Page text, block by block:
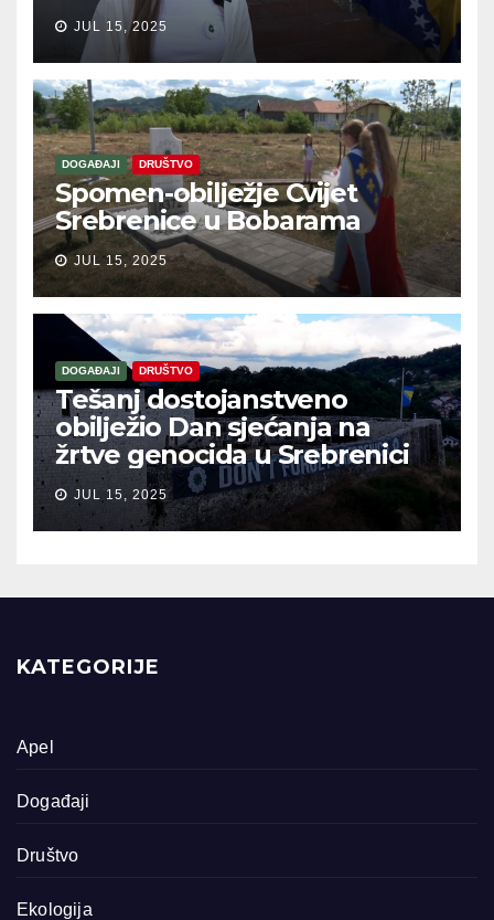
JUL 15, 2025
DOGAĐAJI DRUŠTVO
Spomen-obilježje Cvijet
Srebrenice u Bobarama
JUL 15, 2025
DOGAĐAJI DRUŠTVO
Tešanj dostojanstveno
obilježio Dan sjećanja na
žrtve genocida u Srebrenici
JUL 15, 2025
KATEGORIJE
Apel
Događaji
Društvo
Ekologija